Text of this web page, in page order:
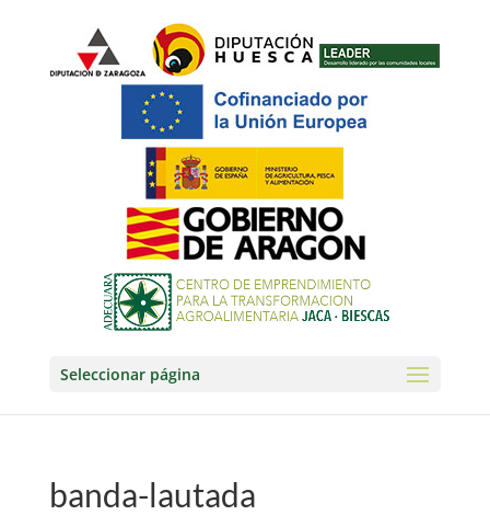
Seleccionar página
banda-lautada